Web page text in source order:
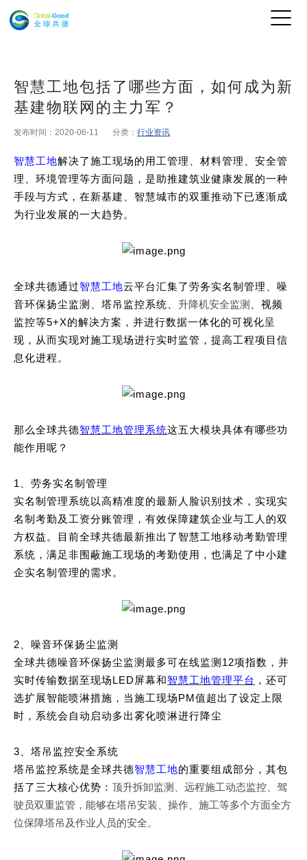
智慧工地包括了哪些方面，如何成为新
基建物联网的主力军？
发布时间：2020-06-11 分类： 行业资讯
智慧工地解决了施工现场的用工管理、材料管理、安全管
理、环境管理等方面问题，是助推建筑业健康发展的一种
手段与方式，在新基建、智慧城市的双重推动下已逐渐成
为行业发展的一大趋势。
全球共德通过智慧工地云平台汇集了劳务实名制管理、噪
音环保扬尘监测、塔吊监控系统、 升降机安全监测
、视频
监控等5+X的解决方案，并进行数据一体化的可视化呈
现，从而实现对施工现场进行实时监管，提高工程项目信
息化进程。
那么全球共德智慧工地管理系统这五大模块具体有哪些功
能作用呢？
1
、劳务实名制管理
实名制管理系统以高精准度的最新人脸识别技术，实现实
名制考勤及工资分账管理，有效保障建筑企业与工人的双
方权益。目前全球共德最新推出了智慧工地移动考勤管理
系统，满足非围蔽施工现场的考勤使用，也满足了中小建
企实名制管理的需求。
2 、噪音环保扬尘监测
全球共德噪音环保扬尘监测最多可在线监测12项指数，并
实时传输数据至现场LED屏幕和智慧工地管理平台 ，还可
选扩展智能喷淋措施，当施工现场PM值超出了设定上限
时，系统会自动启动多出雾化喷淋进行降尘
3 、塔吊监控安全系统
塔吊监控系统是全球共德智慧工地的重要组成部分，其包
括了三大核心优势： 顶升拆卸监测、远程施工动态监控、驾
驶员双重监管，能够在塔吊安装、操作、施工等多个方面全方
位保障塔吊及作业人员的安全。